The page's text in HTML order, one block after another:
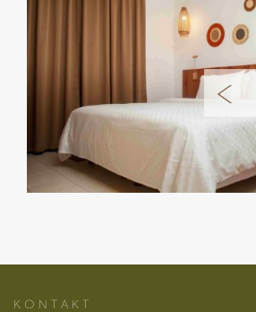
K O N T A K T